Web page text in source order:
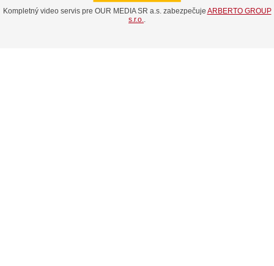
Kompletný video servis pre OUR MEDIA SR a.s. zabezpečuje ARBERTO GROUP
s.r.o.